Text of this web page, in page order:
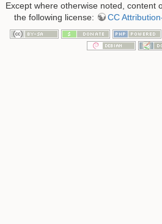
Except where otherwise noted, content
the following license:
CC